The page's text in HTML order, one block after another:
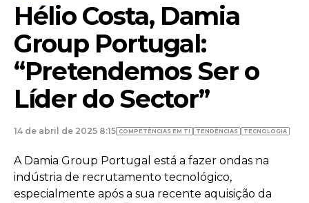
Hélio Costa, Damia
Group Portugal:
“Pretendemos Ser o
Líder do Sector”
14 de abril de 2025 8:15 COMPETÊNCIAS EM TI TENDÊNCIAS TECNOLOGIA
A Damia Group Portugal está a fazer ondas na
indústria de recrutamento tecnológico,
especialmente após a sua recente aquisição da